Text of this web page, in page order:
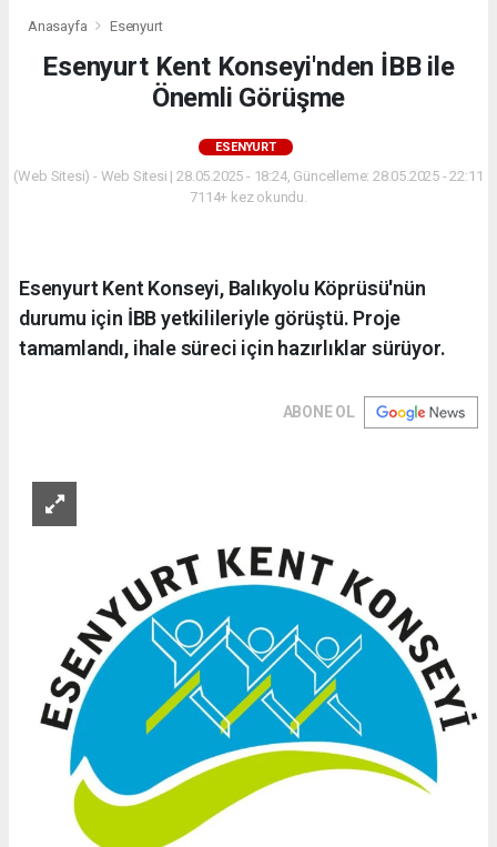
Anasayfa Esenyurt
Esenyurt Kent Konseyi'nden İBB ile
Önemli Görüşme
ESENYURT
(Web Sitesi) - Web Sitesi | 28.05.2025 - 18:24, Güncelleme: 28.05.2025 - 22:11
7114+ kez okundu.
Esenyurt Kent Konseyi, Balıkyolu Köprüsü'nün
durumu için İBB yetkilileriyle görüştü. Proje
tamamlandı, ihale süreci için hazırlıklar sürüyor.
ABONE OL